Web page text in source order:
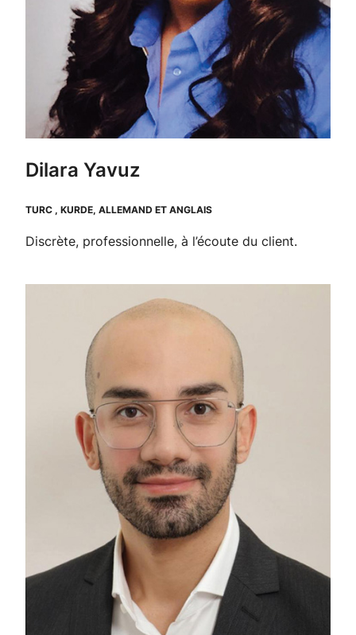
Dilara Yavuz
TURC , KURDE, ALLEMAND ET ANGLAIS
Discrète, professionnelle, à l’écoute du client.